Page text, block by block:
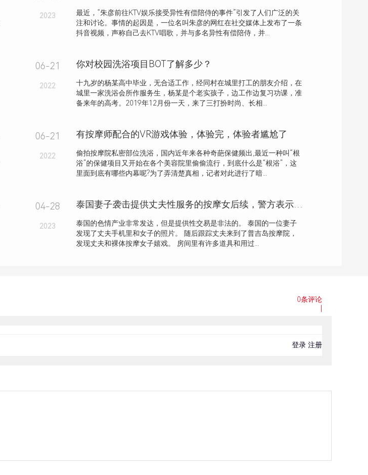
2023
最近，“朱彦前往KTV娱乐接受异性有偿陪侍的事件”引发了人们广泛的关
注和讨论。事情的起因是，一位名叫朱彦的网红在社交媒体上发布了一条
抖音视频，声称自己去KTV唱歌，并与多名异性有偿陪侍，并...
06-21
2022
你对校园洗浴项目BOT了解多少？
十九岁的杨某高中毕业，无合适工作，经同村在城里打工的朋友介绍，在
城里一家洗浴会所作服务生，杨某是个老实孩子，边工作边复习功课，准
备来年的高考。2019年12月份一天，来了三打扮时尚、长相...
06-21
2022
有按摩师配合的VR游戏体验，体验完，体验者尴尬了
偷拍按摩院私密部位洗浴，国内近年来各种奇葩保健频出,最近一种叫“根
浴”的保健项目又开始在各个美容院里偷偷流行，到底什么是“根浴”，这
里面到底有哪些内幕呢?为了弄清楚真相，记者对此进行了暗...
04-28
2023
泰国的色情产业非常发达，但是提供性交易是非法的。 泰国的一位妻子
发现了丈夫手机里和女子的照片。 随后跟踪丈夫来到了普吉岛按摩院，
发现丈夫和裸体按摩女子嬉戏。 房间里有许多道具和用过...
0条评论
登录 注册